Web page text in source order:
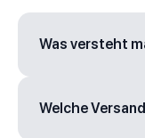
Was versteht
Welche